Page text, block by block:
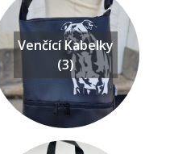
Venčící Kabelky
(3)